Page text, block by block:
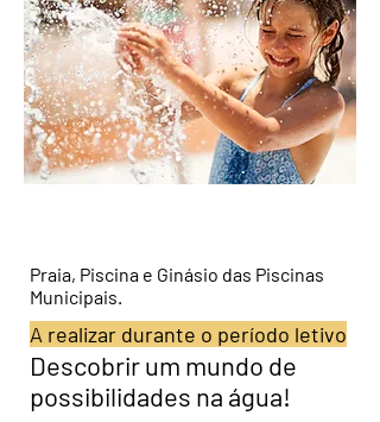
Praia, Piscina e Ginásio das Piscinas
Municipais.
A realizar durante o período letivo
Descobrir um mundo de
possibilidades na água!